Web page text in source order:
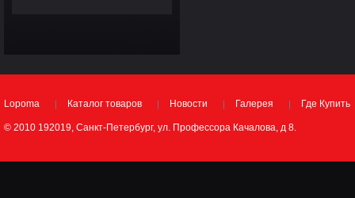
Lopoma Каталог товаров Новости Галерея Где Купить
© 2010 192019, Санкт-Петербург, ул. Профессора Качалова, д 8.